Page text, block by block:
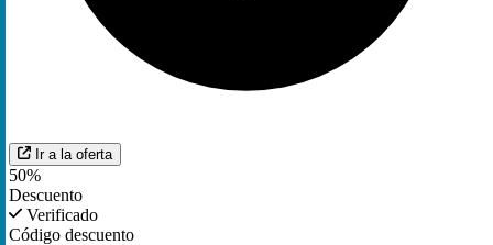
Ir a la oferta
50%
Descuento
Verificado
Código descuento